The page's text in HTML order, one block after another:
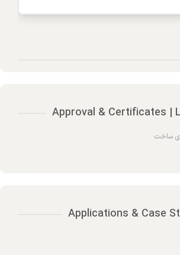
Approval & Certificates |
ساخت
Applications & Case